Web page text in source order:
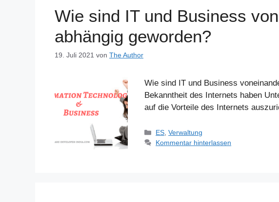
Wie sind IT und Business
abhängig geworden?
19. Juli 2021 von The Author
Wie sind IT und Business
Bekanntheit des Internets haben
auf die Vorteile des Internets
Kategorien
ES,Verwaltung
Kommentar hinterlassen